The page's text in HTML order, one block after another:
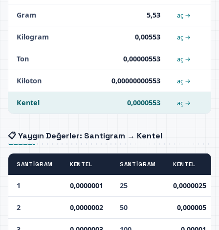
Gram 5,53 aç →
Kilogram 0,00553 aç →
Ton 0,00000553 aç →
Kiloton 0,00000000553 aç →
Kentel 0,0000553 aç →
📋 Yaygın Değerler: Santigram → Kentel
SANTIGRAM KENTEL SANTIGRAM KENTEL
1 0,0000001 25 0,0000025
2 0,0000002 50 0,000005